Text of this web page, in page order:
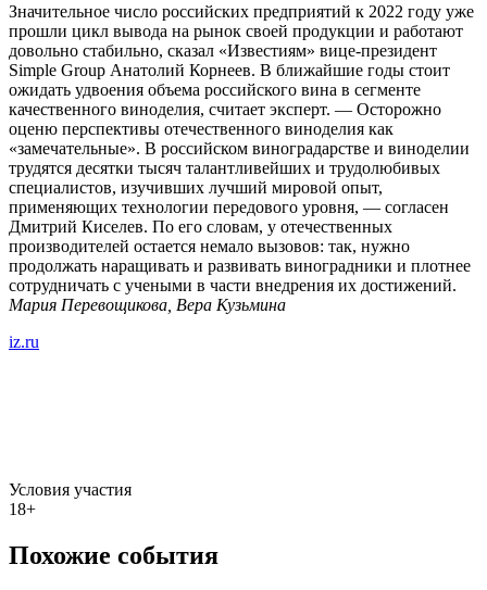
Значительное число российских предприятий к 2022 году уже
прошли цикл вывода на рынок своей продукции и работают
довольно стабильно, сказал «Известиям» вице-президент
Simple Group Анатолий Корнеев. В ближайшие годы стоит
ожидать удвоения объема российского вина в сегменте
качественного виноделия, считает эксперт. — Осторожно
оценю перспективы отечественного виноделия как
«замечательные». В российском виноградарстве и виноделии
трудятся десятки тысяч талантливейших и трудолюбивых
специалистов, изучивших лучший мировой опыт,
применяющих технологии передового уровня, — согласен
Дмитрий Киселев. По его словам, у отечественных
производителей остается немало вызовов: так, нужно
продолжать наращивать и развивать виноградники и плотнее
сотрудничать с учеными в части внедрения их достижений.
Мария Перевощикова, Вера Кузьмина
iz.ru
Условия участия
18+
Похожие события